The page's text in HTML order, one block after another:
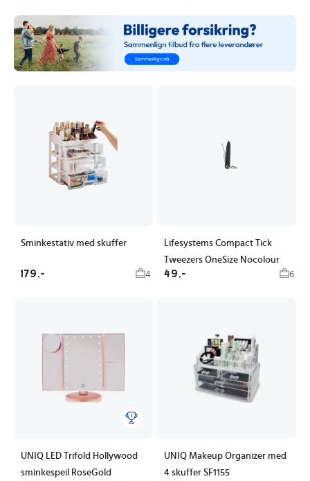
Sminkestativ med skuffer
179,- 4
Lifesystems Compact Tick
Tweezers OneSize Nocolour
49,- 6
UNIQ LED Trifold Hollywood
sminkespeil RoseGold
UNIQ Makeup Organizer med
4 skuffer SF1155